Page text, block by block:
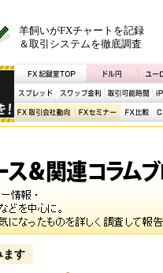
羊飼いがFXチャートを記録
＆取引システムを徹底調査
ます